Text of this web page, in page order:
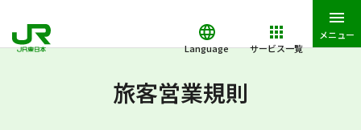
Language サービス一覧
メニュー
旅客営業規則